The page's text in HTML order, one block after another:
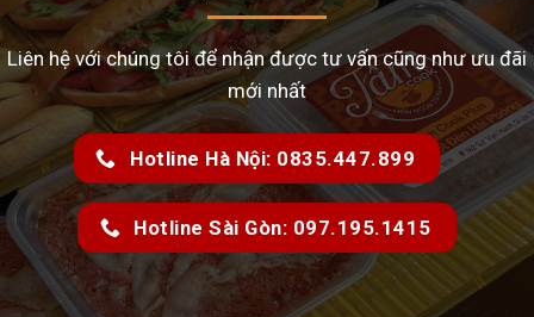
Liên hệ với chúng tôi để nhận được tư vấn cũng như ưu đãi
mới nhất
Hotline Hà Nội: 0835.447.899
Hotline Sài Gòn: 097.195.1415